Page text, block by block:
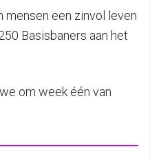
mensen een zinvol leven
Basisbaners aan het
om week één van